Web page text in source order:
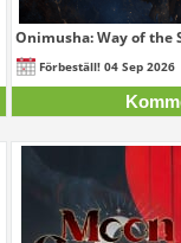
Onimusha: Way of the
Förbeställ! 04 Sep 2026